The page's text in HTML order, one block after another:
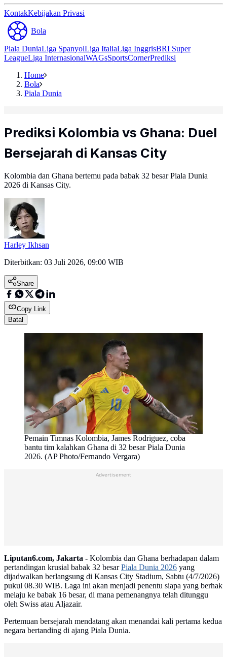
KontakKebijakan Privasi
Bola
Piala DuniaLiga SpanyolLiga ItaliaLiga InggrisBRI Super
LeagueLiga InternasionalWAGsSportsCornerPrediksi
Home
Bola
Piala Dunia
Prediksi Kolombia vs Ghana: Duel
Bersejarah di Kansas City
Kolombia dan Ghana bertemu pada babak 32 besar Piala Dunia
2026 di Kansas City.
Harley Ikhsan
Diterbitkan: 03 Juli 2026, 09:00 WIB
Share
Copy Link
Batal
Pemain Timnas Kolombia, James Rodriguez, coba
bantu tim kalahkan Ghana di 32 besar Piala Dunia
2026. (AP Photo/Fernando Vergara)
Advertisement
Liputan6.com, Jakarta - Kolombia dan Ghana berhadapan dalam
pertandingan krusial babak 32 besarPiala Dunia 2026 yang
dijadwalkan berlangsung di Kansas City Stadium, Sabtu (4/7/2026)
pukul 08.30 WIB. Laga ini akan menjadi penentu siapa yang berhak
melaju ke babak 16 besar, di mana pemenangnya telah ditunggu
oleh Swiss atau Aljazair.
Pertemuan bersejarah mendatang akan menandai kali pertama kedua
negara bertanding di ajang Piala Dunia.